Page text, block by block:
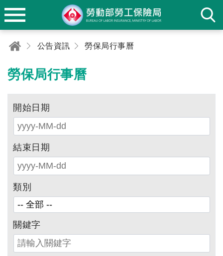
公告資訊 勞保局行事曆
勞保局行事曆
開始日期
結束日期
類別
關鍵字